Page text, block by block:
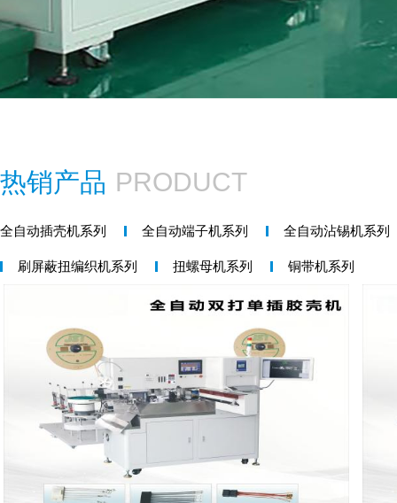
热销产品 PRODUCT
全自动插壳机系列 全自动端子机系列 全自动沾锡机系列
刷屏蔽扭编织机系列 扭螺母机系列 铜带机系列